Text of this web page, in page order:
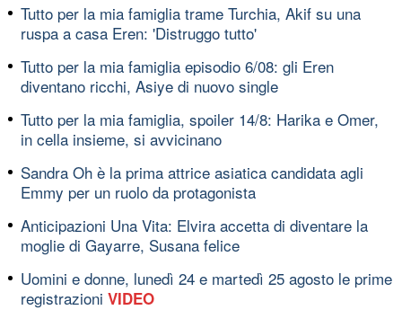
Tutto per la mia famiglia trame Turchia, Akif su una
ruspa a casa Eren: 'Distruggo tutto'
Tutto per la mia famiglia episodio 6/08: gli Eren
diventano ricchi, Asiye di nuovo single
Tutto per la mia famiglia, spoiler 14/8: Harika e Omer,
in cella insieme, si avvicinano
Sandra Oh è la prima attrice asiatica candidata agli
Emmy per un ruolo da protagonista
Anticipazioni Una Vita: Elvira accetta di diventare la
moglie di Gayarre, Susana felice
Uomini e donne, lunedì 24 e martedì 25 agosto le prime
registrazioni VIDEO